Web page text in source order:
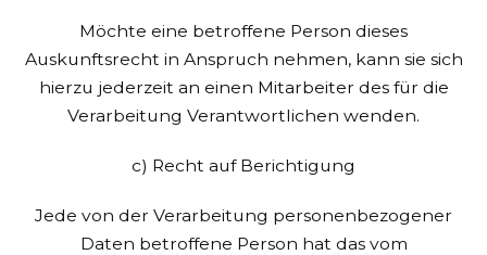
Möchte eine betroffene Person dieses
Auskunftsrecht in Anspruch nehmen, kann sie sich
hierzu jederzeit an einen Mitarbeiter des für die
Verarbeitung Verantwortlichen wenden.
c) Recht auf Berichtigung
Jede von der Verarbeitung personenbezogener
Daten betroffene Person hat das vom